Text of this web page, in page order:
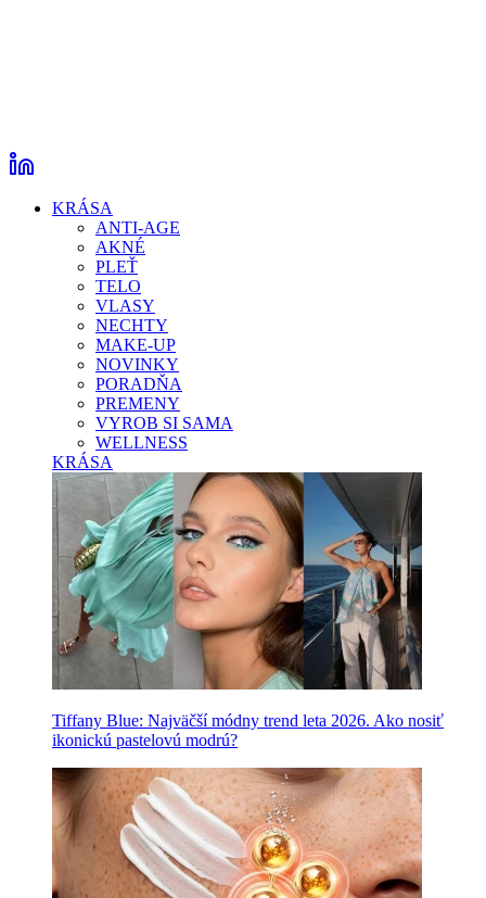
KRÁSA
ANTI-AGE
AKNÉ
PLEŤ
TELO
VLASY
NECHTY
MAKE-UP
NOVINKY
PORADŇA
PREMENY
VYROB SI SAMA
WELLNESS
KRÁSA
Tiffany Blue: Najväčší módny trend leta 2026. Ako nosiť
ikonickú pastelovú modrú?